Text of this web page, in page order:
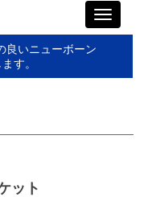
Toggle
良いニューボーン
す。
ット